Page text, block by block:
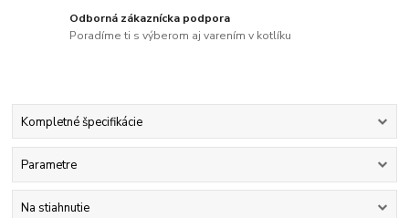
Odborná zákaznícka podpora
Poradíme ti s výberom aj varením v kotlíku
Kompletné špecifikácie
Parametre
Na stiahnutie